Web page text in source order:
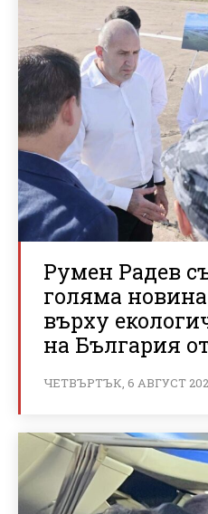
Румен Радев
голяма
върху
на България
ЧЕТВЪРТЪК, 6 АВГУСТ